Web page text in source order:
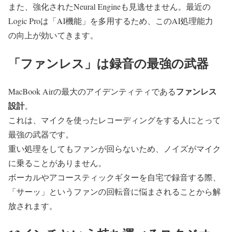
また、強化されたNeural Engineも見逃せません。 最近の
Logic Proは「AI機能」を多用するため、このAI処理能力
の向上が効いてきます。
「ファンレス」は録音の最強の武器
MacBook Airの最大のアイデンティティであるファンレス
設計。
これは、マイクを使ったレコーディングをする人にとって
最強の武器です。
重い処理をしてもファンが回らないため、ノイズがマイク
に乗ることがありません。
ボーカルやアコースティックギターを自宅で録音する際、
「サーッ」というファンの回転音に悩まされることから解
放されます。